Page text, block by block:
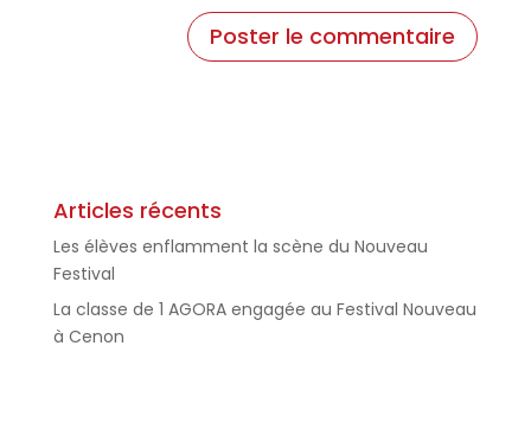
Articles récents
Les élèves enflamment la scène du Nouveau
Festival
La classe de 1 AGORA engagée au Festival Nouveau
à Cenon